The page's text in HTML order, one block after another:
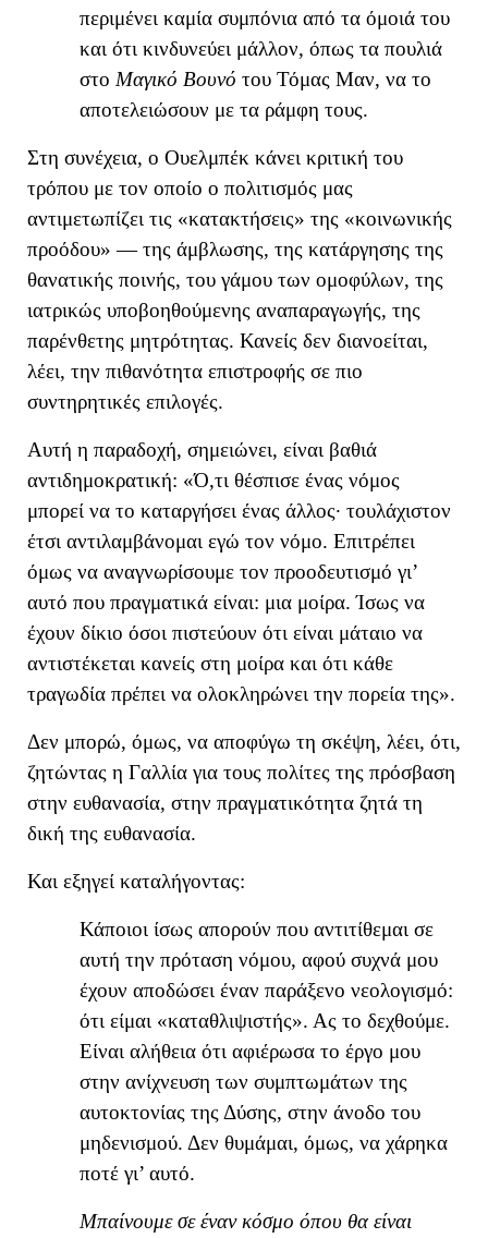
περιμένει καμία συμπόνια από τα όμοιά του
και ότι κινδυνεύει μάλλον, όπως τα πουλιά
στο Μαγικό Βουνό του Τόμας Μαν, να το
αποτελειώσουν με τα ράμφη τους.
Στη συνέχεια, ο Ουελμπέκ κάνει κριτική του
τρόπου με τον οποίο ο πολιτισμός μας
αντιμετωπίζει τις «κατακτήσεις» της «κοινωνικής
προόδου» —της άμβλωσης, της κατάργησης της
θανατικής ποινής, του γάμου των ομοφύλων, της
ιατρικώς υποβοηθούμενης αναπαραγωγής, της
παρένθετης μητρότητας. Κανείς δεν διανοείται,
λέει, την πιθανότητα επιστροφής σε πιο
συντηρητικές επιλογές.
Αυτή η παραδοχή, σημειώνει, είναι βαθιά
αντιδημοκρατική: «Ό,τι θέσπισε ένας νόμος
μπορεί να το καταργήσει ένας άλλος· τουλάχιστον
έτσι αντιλαμβάνομαι εγώ τον νόμο. Επιτρέπει
όμως να αναγνωρίσουμε τον προοδευτισμό γι’
αυτό που πραγματικά είναι: μια μοίρα. Ίσως να
έχουν δίκιο όσοι πιστεύουν ότι είναι μάταιο να
αντιστέκεται κανείς στη μοίρα και ότι κάθε
τραγωδία πρέπει να ολοκληρώνει την πορεία της».
Δεν μπορώ, όμως, να αποφύγω τη σκέψη, λέει, ότι,
ζητώντας η Γαλλία για τους πολίτες της πρόσβαση
στην ευθανασία, στην πραγματικότητα ζητά τη
δική της ευθανασία.
Και εξηγεί καταλήγοντας:
Κάποιοι ίσως απορούν που αντιτίθεμαι σε
αυτή την πρόταση νόμου, αφού συχνά μου
έχουν αποδώσει έναν παράξενο νεολογισμό:
ότι είμαι «καταθλιψιστής». Ας το δεχθούμε.
Είναι αλήθεια ότι αφιέρωσα το έργο μου
στην ανίχνευση των συμπτωμάτων της
αυτοκτονίας της Δύσης, στην άνοδο του
μηδενισμού. Δεν θυμάμαι, όμως, να χάρηκα
ποτέ γι’ αυτό.
Μπαίνουμε σε έναν κόσμο όπου θα είναι